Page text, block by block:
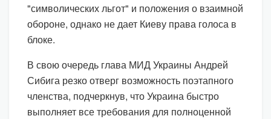
"символических льгот" и положения о взаимной
обороне, однако не дает Киеву права голоса в
блоке.
В свою очередь глава МИД Украины Андрей
Сибига резко отверг возможность поэтапного
членства, подчеркнув, что Украина быстро
выполняет все требования для полноценной